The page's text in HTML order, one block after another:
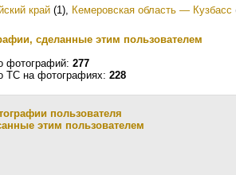
край (1), Кемеровская область — Кузбасс
сделанные этим пользователем
фотографий: 277
ТС на фотографиях: 228
пользователя
этим пользователем